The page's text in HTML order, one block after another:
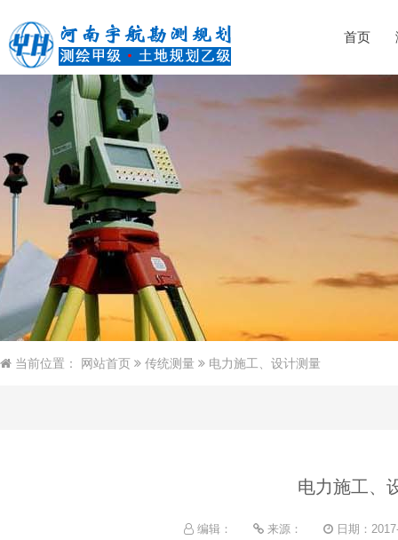
首页
当前位置： 网站首页 传统测量 电力施工、设计测量
电力施工、
编辑： 来源： 日期：